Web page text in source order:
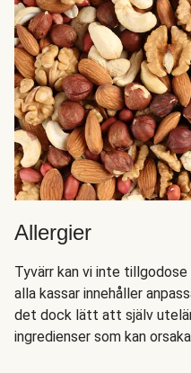
Allergier
Tyvärr kan vi inte
alla kassar innehåller
det dock lätt att själv
ingredienser som kan